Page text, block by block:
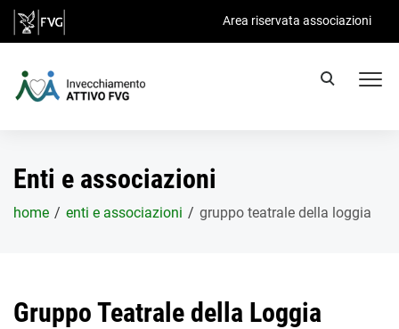
Salta al contenuto principale
Area riservata associazioni
Enti e associazioni
home enti e associazioni gruppo teatrale della loggia
Gruppo Teatrale della Loggia